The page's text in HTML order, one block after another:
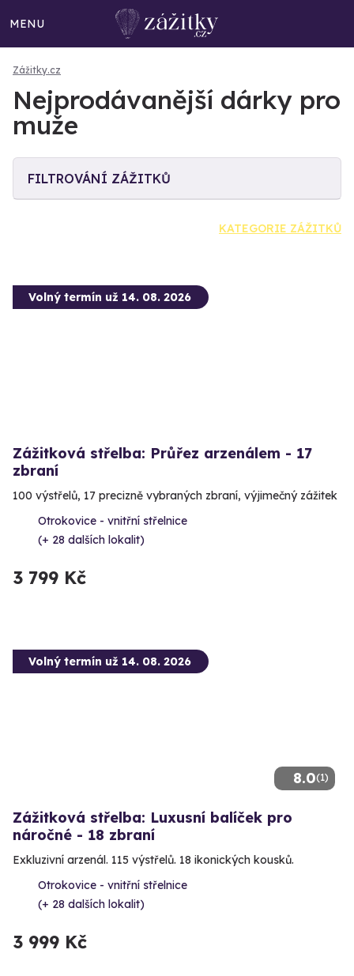
MENU
Zážitky.cz
Nejprodávanější dárky pro
muže
FILTROVÁNÍ ZÁŽITKŮ
KATEGORIE ZÁŽITKŮ
Volný termín už 14. 08. 2026
Zážitková střelba: Průřez arzenálem - 17
zbraní
100 výstřelů, 17 precizně vybraných zbraní, výjimečný zážitek
Otrokovice - vnitřní střelnice
(+ 28 dalších lokalit)
3 799 Kč
8.0(1)
Volný termín už 14. 08. 2026
Zážitková střelba: Luxusní balíček pro
náročné - 18 zbraní
Exkluzivní arzenál. 115 výstřelů. 18 ikonických kousků.
Otrokovice - vnitřní střelnice
(+ 28 dalších lokalit)
3 999 Kč